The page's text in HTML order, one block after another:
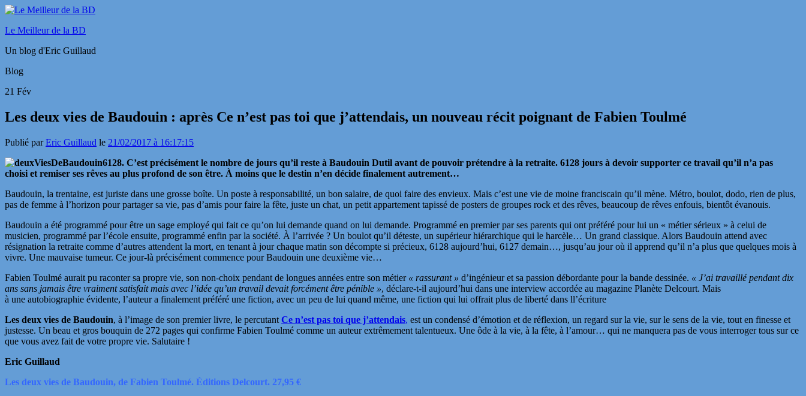
Le Meilleur de la BD
Un blog d'Eric Guillaud
Blog
21 Fév
Les deux vies de Baudouin : après Ce n’est pas toi que j’attendais, un nouveau récit poignant de Fabien Toulmé
Publié parEric Guillaud le 21/02/2017 à 16:17:15
6128. C’est précisément le nombre de jours qu’il reste à Baudouin Dutil avant de pouvoir prétendre à la retraite. 6128 jours à devoir supporter ce travail qu’il n’a pas
choisi et remiser ses rêves au plus profond de son être. À moins que le destin n’en décide finalement autrement…
Baudouin, la trentaine, est juriste dans une grosse boîte. Un poste à responsabilité, un bon salaire, de quoi faire des envieux. Mais c’est une vie de moine franciscain qu’il mène. Métro, boulot, dodo, rien de plus,
pas de femme à l’horizon pour partager sa vie, pas d’amis pour faire la fête, juste un chat, un petit appartement tapissé de posters de groupes rock et des rêves, beaucoup de rêves enfouis, bientôt évanouis.
Baudouin a été programmé pour être un sage employé qui fait ce qu’on lui demande quand on lui demande. Programmé en premier par ses parents qui ont préféré pour lui un « métier sérieux » à celui de
musicien, programmé par l’école ensuite, programmé enfin par la société. À l’arrivée ? Un boulot qu’il déteste, un supérieur hiérarchique qui le harcèle… Un grand classique. Alors Baudouin attend avec
résignation la retraite comme d’autres attendent la mort, en tenant à jour chaque matin son décompte si précieux, 6128 aujourd’hui, 6127 demain…, jusqu’au jour où il apprend qu’il n’a plus que quelques mois à
vivre. Une mauvaise tumeur. Ce jour-là précisément commence pour Baudouin une deuxième vie…
Fabien Toulmé aurait pu raconter sa propre vie, son non-choix pendant de longues années entre son métier « rassurant » d’ingénieur et sa passion débordante pour la bande dessinée. « J’ai travaillé pendant dix
ans sans jamais être vraiment satisfait mais avec l’idée qu’un travail devait forcément être pénible », déclare-t-il aujourd’hui dans une interview accordée au magazine Planète Delcourt. Mais
à une autobiographie évidente, l’auteur a finalement préféré une fiction, avec un peu de lui quand même, une fiction qui lui offrait plus de liberté dans ll’écriture
Les deux vies de Baudouin, à l’image de son premier livre, le percutant Ce n’est pas toi que j’attendais, est un condensé d’émotion et de réflexion, un regard sur la vie, sur le sens de la vie, tout en finesse et
justesse. Un beau et gros bouquin de 272 pages qui confirme Fabien Toulmé comme un auteur extrêmement talentueux. Une ôde à la vie, à la fête, à l’amour… qui ne manquera pas de vous interroger tous sur ce
que vous avez fait de votre propre vie. Salutaire !
Eric Guillaud
Les deux vies de Baudouin, de Fabien Toulmé. Éditions Delcourt. 27,95 €